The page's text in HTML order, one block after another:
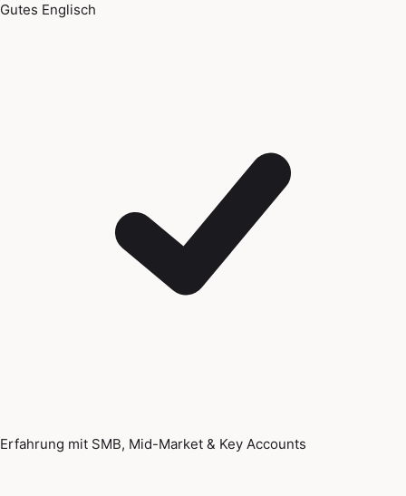
Gutes Englisch
Erfahrung mit SMB, Mid-Market & Key Accounts